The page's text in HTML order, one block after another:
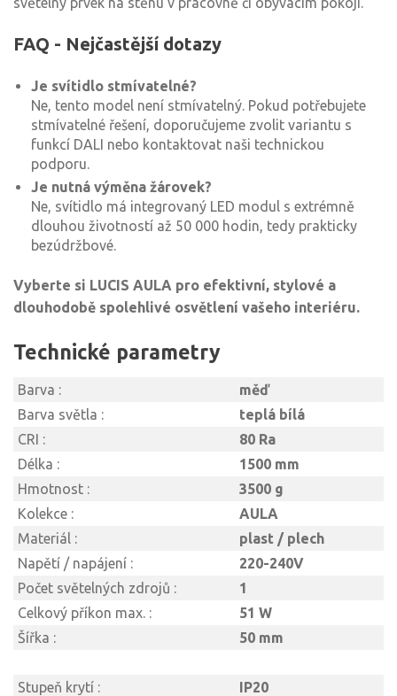
FAQ - Nejčastější dotazy
Je svítidlo stmívatelné?
Ne, tento model není stmívatelný. Pokud potřebujete
stmívatelné řešení, doporučujeme zvolit variantu s
funkcí DALI nebo kontaktovat naši technickou
podporu.
Je nutná výměna žárovek?
Ne, svítidlo má integrovaný LED modul s extrémně
dlouhou životností až 50 000 hodin, tedy prakticky
bezúdržbové.
Vyberte si LUCIS AULA pro efektivní, stylové a
dlouhodobě spolehlivé osvětlení vašeho interiéru.
Technické parametry
Barva :
měď
Barva světla :
teplá bílá
CRI :
80 Ra
Délka :
1500 mm
Hmotnost :
3500 g
Kolekce :
AULA
Materiál :
plast / plech
Napětí / napájení :
220-240V
Počet světelných zdrojů :
1
Celkový příkon max. :
51 W
Šířka :
50 mm
Stupeň krytí : IP20